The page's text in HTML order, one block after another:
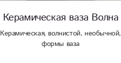
Керамическая ваза Волна
Керамическая, волнистой, необычной,
формы ваза